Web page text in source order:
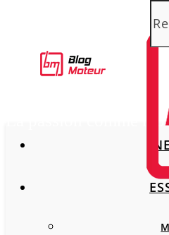
La passion comme